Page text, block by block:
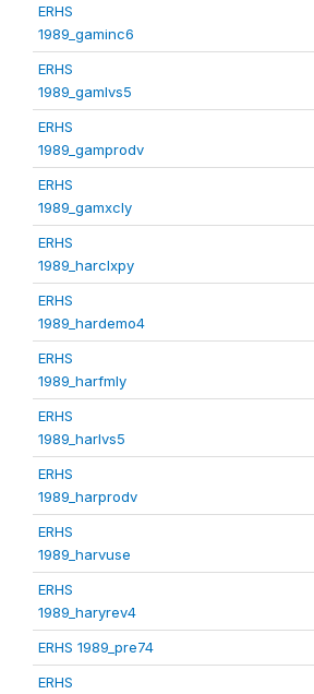
ERHS
1989_gaminc6
ERHS
1989_gamlvs5
ERHS
1989_gamprodv
ERHS
1989_gamxcly
ERHS
1989_harclxpy
ERHS
1989_hardemo4
ERHS
1989_harfmly
ERHS
1989_harlvs5
ERHS
1989_harprodv
ERHS
1989_harvuse
ERHS
1989_haryrev4
ERHS 1989_pre74
ERHS